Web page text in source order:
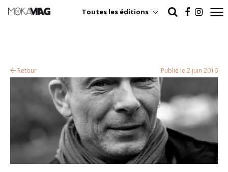
Toutes les éditions
Retour Publié le 2 juin 2016